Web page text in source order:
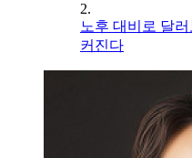
2.
노후 대비로 달
커진다